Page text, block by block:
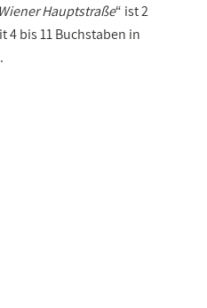
Wiener Hauptstraße“ ist 2
4 bis 11 Buchstaben in